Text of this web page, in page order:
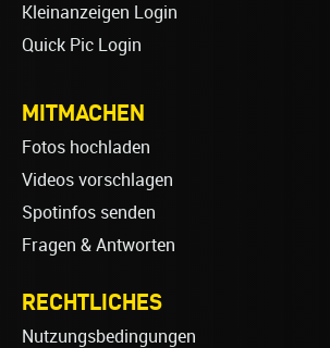
Kleinanzeigen Login
Quick Pic Login
MITMACHEN
Fotos hochladen
Videos vorschlagen
Spotinfos senden
Fragen & Antworten
RECHTLICHES
Nutzungsbedingungen